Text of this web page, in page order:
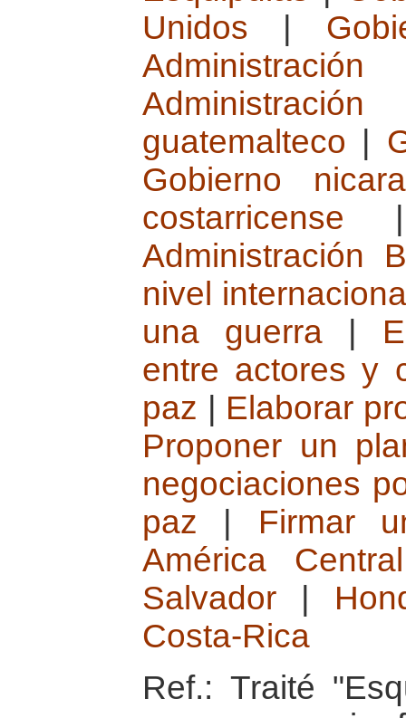
Unidos
Administración
guatemalteco
Gobierno
costarricense
Administración
nivel
una guerra
entre actores y
paz
Elaborar
Proponer un
negociaciones
paz
Firmar
América Central
Salvador
Costa-Rica
Ref.: Traité